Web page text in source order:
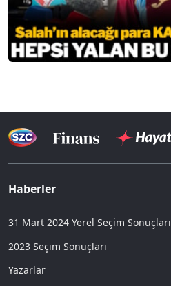
Haberler
31 Mart 2024 Yerel Seçim Sonuçları
2023 Seçim Sonuçları
Yazarlar